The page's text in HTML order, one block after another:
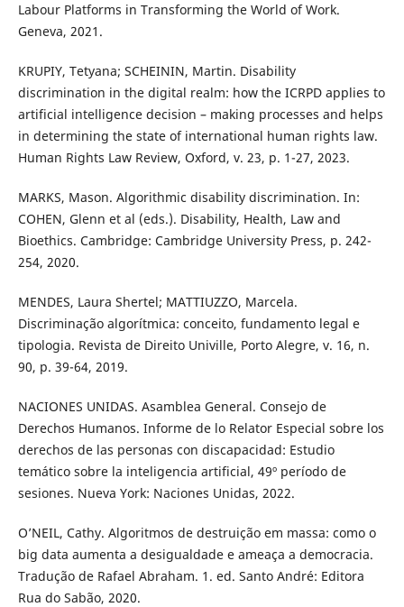
Labour Platforms in Transforming the World of Work.
Geneva, 2021.
KRUPIY, Tetyana; SCHEININ, Martin. Disability
discrimination in the digital realm: how the ICRPD applies to
artificial intelligence decision – making processes and helps
in determining the state of international human rights law.
Human Rights Law Review, Oxford, v. 23, p. 1-27, 2023.
MARKS, Mason. Algorithmic disability discrimination. In:
COHEN, Glenn et al (eds.). Disability, Health, Law and
Bioethics. Cambridge: Cambridge University Press, p. 242-
254, 2020.
MENDES, Laura Shertel; MATTIUZZO, Marcela.
Discriminação algorítmica: conceito, fundamento legal e
tipologia. Revista de Direito Univille, Porto Alegre, v. 16, n.
90, p. 39-64, 2019.
NACIONES UNIDAS. Asamblea General. Consejo de
Derechos Humanos. Informe de lo Relator Especial sobre los
derechos de las personas con discapacidad: Estudio
temático sobre la inteligencia artificial, 49º período de
sesiones. Nueva York: Naciones Unidas, 2022.
O’NEIL, Cathy. Algoritmos de destruição em massa: como o
big data aumenta a desigualdade e ameaça a democracia.
Tradução de Rafael Abraham. 1. ed. Santo André: Editora
Rua do Sabão, 2020.